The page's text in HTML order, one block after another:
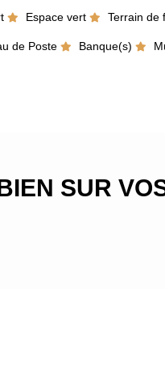
Espace vert Terrain de
de Poste Banque(s)
SUR